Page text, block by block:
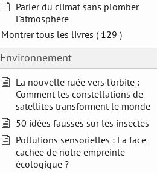
Parler du climat sans plomber
l'atmosphère
Montrer tous les livres ( 129 )
Environnement
La nouvelle ruée vers l’orbite :
Comment les constellations de
satellites transforment le monde
50 idées fausses sur les insectes
Pollutions sensorielles : La face
cachée de notre empreinte
écologique ?